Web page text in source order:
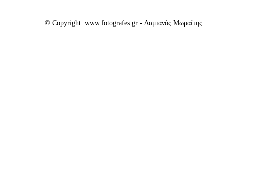
© Copyright: www.fotografes.gr - Δαμιανός Μωραΐτης